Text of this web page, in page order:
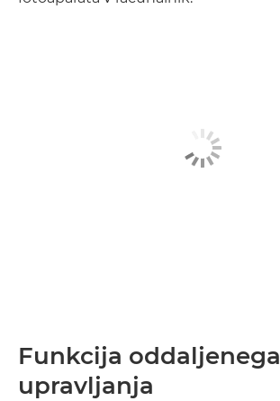
Funkcija oddaljenega
upravljanja